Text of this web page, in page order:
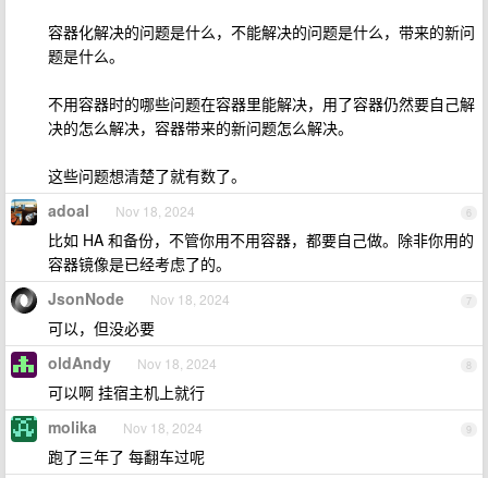
容器化解决的问题是什么，不能解决的问题是什么，带来的新问
题是什么。
不用容器时的哪些问题在容器里能解决，用了容器仍然要自己解
决的怎么解决，容器带来的新问题怎么解决。
这些问题想清楚了就有数了。
6
adoal Nov 18, 2024
比如 HA 和备份，不管你用不用容器，都要自己做。除非你用的
容器镜像是已经考虑了的。
7
JsonNode Nov 18, 2024
可以，但没必要
8
oldAndy Nov 18, 2024
可以啊 挂宿主机上就行
9
molika Nov 18, 2024
跑了三年了 每翻车过呢